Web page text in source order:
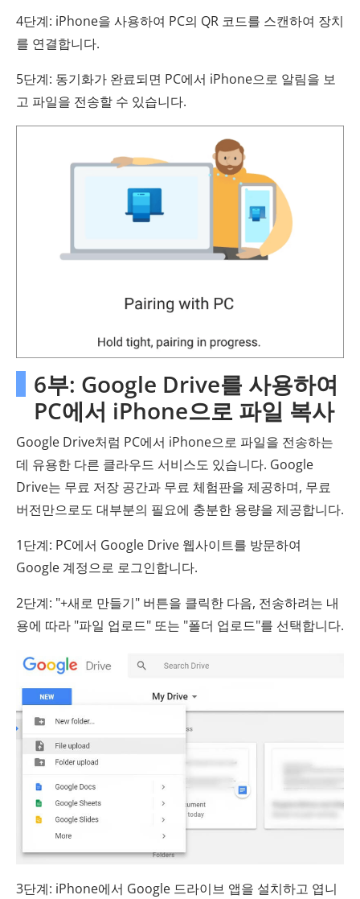
4단계: iPhone을 사용하여 PC의 QR 코드를 스캔하여 장치
를 연결합니다.
5단계: 동기화가 완료되면 PC에서 iPhone으로 알림을 보
고 파일을 전송할 수 있습니다.
6부: Google Drive를 사용하여
PC에서 iPhone으로 파일 복사
Google Drive처럼 PC에서 iPhone으로 파일을 전송하는
데 유용한 다른 클라우드 서비스도 있습니다. Google
Drive는 무료 저장 공간과 무료 체험판을 제공하며, 무료
버전만으로도 대부분의 필요에 충분한 용량을 제공합니다.
1단계: PC에서 Google Drive 웹사이트를 방문하여
Google 계정으로 로그인합니다.
2단계: "+새로 만들기" 버튼을 클릭한 다음, 전송하려는 내
용에 따라 "파일 업로드" 또는 "폴더 업로드"를 선택합니다.
3단계: iPhone에서 Google 드라이브 앱을 설치하고 엽니